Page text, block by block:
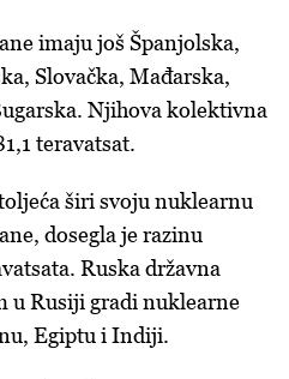
imaju još Španjolska,
Slovačka, Mađarska,
Njihova kolektivna
teravatsat.
širi svoju nuklearnu
dosegla je razinu
Ruska državna
u Rusiji gradi nuklearne
Egiptu i Indiji.